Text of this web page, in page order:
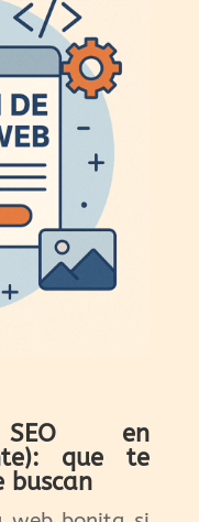
SEO en
que te
buscan